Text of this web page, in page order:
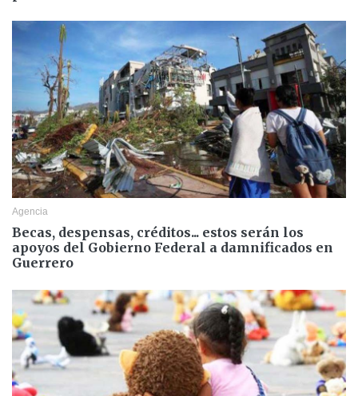
Agencia
Becas, despensas, créditos... estos serán los
apoyos del Gobierno Federal a damnificados en
Guerrero